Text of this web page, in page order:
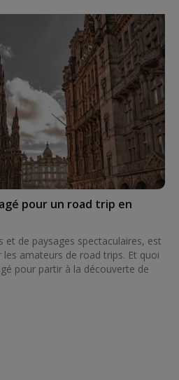
pour un road trip en
et de paysages spectaculaires, est
amateurs de road trips. Et quoi
pour partir à la découverte de